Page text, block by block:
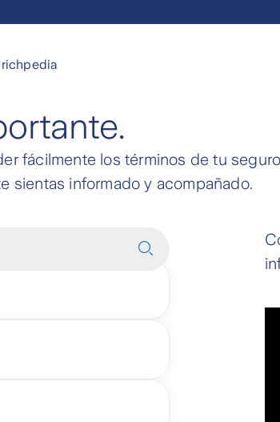
fácilmente los términos de tu
sientas informado y acompañado.